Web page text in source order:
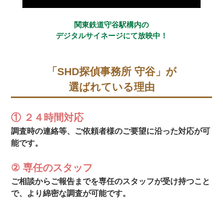
関東鉄道守谷駅構内の
デジタルサイネージにて放映中！
「SHD探偵事務所 守谷」が
選ばれている理由
① ２４時間対応
調査時の連絡等、ご依頼者様のご要望に沿った対応が可
能です。
② 専任のスタッフ
ご相談からご報告までを専任のスタッフが受け持つこと
で、より綿密な調査が可能です。